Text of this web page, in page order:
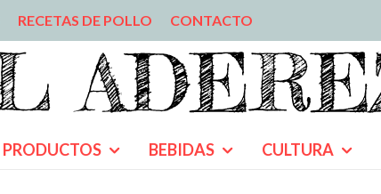
RECETAS DE POLLO CONTACTO
PRODUCTOS BEBIDAS CULTURA